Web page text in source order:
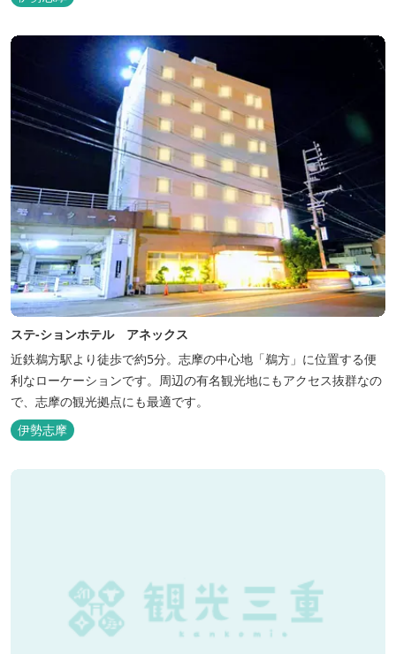
ステ-ションホテル アネックス
近鉄鵜方駅より徒歩で約5分。志摩の中心地「鵜方」に位置する便
利なローケーションです。周辺の有名観光地にもアクセス抜群なの
で、志摩の観光拠点にも最適です。
伊勢志摩